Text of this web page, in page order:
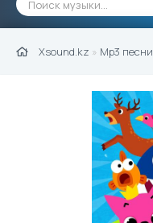
Xsound.kz » Mp3 песни